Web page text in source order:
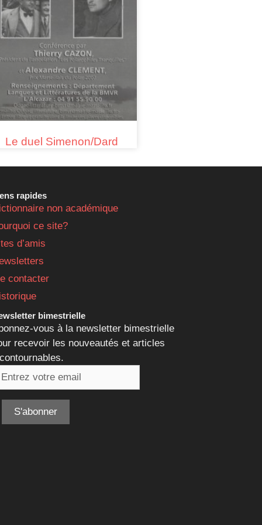
Le duel Simenon/Dard
rapides
non académique
ce site?
d’amis
contacter
bimestrielle
vous à la newsletter bimestrielle
recevoir les nouveautés et articles